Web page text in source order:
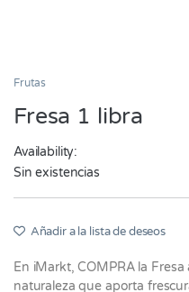
Frutas
Fresa 1 libra
Availability:
Sin existencias
Añadir a la lista de deseos
En iMarkt, COMPRA la
naturaleza que aporta